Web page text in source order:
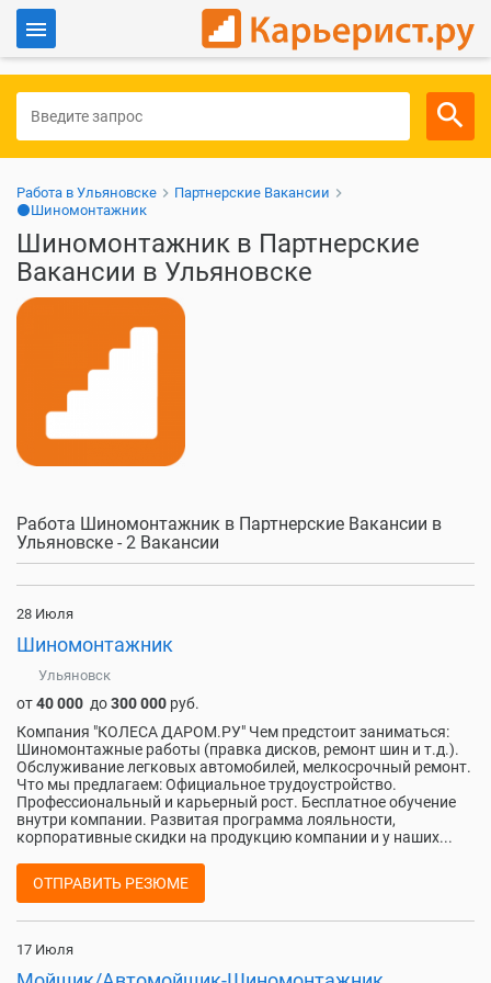
Для работодателей
Работа в Ульяновске
Партнерские Вакансии
⚫Шиномонтажник
Шиномонтажник в Партнерские
Вакансии в Ульяновске
Работа Шиномонтажник в Партнерские Вакансии в
Ульяновске - 2 Вакансии
28 Июля
Шиномонтажник
Ульяновск
от40 000 до300 000 руб.
Компания "КОЛЕСА ДАРОМ.РУ" Чем предстоит заниматься:
Шиномонтажные работы (правка дисков, ремонт шин и т.д.).
Обслуживание легковых автомобилей, мелкосрочный ремонт.
Что мы предлагаем: Официальное трудоустройство.
Профессиональный и карьерный рост. Бесплатное обучение
внутри компании. Развитая программа лояльности,
корпоративные скидки на продукцию компании и у наших...
ОТПРАВИТЬ РЕЗЮМЕ
17 Июля